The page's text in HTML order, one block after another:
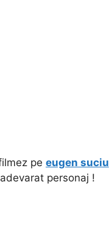
pe eugen suciu
personaj !